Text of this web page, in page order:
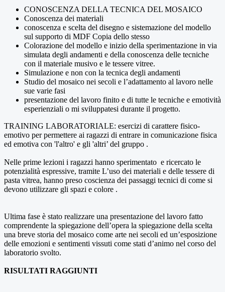
CONOSCENZA DELLA TECNICA DEL MOSAICO
Conoscenza dei materiali
conoscenza e scelta del disegno e sistemazione del modello
sul supporto di MDF Copia dello stesso
Colorazione del modello e inizio della sperimentazione in via
simulata degli andamenti e della conoscenza delle tecniche
con il materiale musivo e le tessere vitree.
Simulazione e non con la tecnica degli andamenti
Studio del mosaico nei secoli e l’adattamento al lavoro nelle
sue varie fasi
presentazione del lavoro finito e di tutte le tecniche e emotività
esperienziali o mi sviluppatesi durante il progetto.
TRAINING LABORATORIALE: esercizi di carattere fisico-
emotivo per permettere ai ragazzi di entrare in comunicazione fisica
ed emotiva con 'l'altro' e gli 'altri’ del gruppo .
Nelle prime lezioni i ragazzi hanno sperimentato e ricercato le
potenzialità espressive, tramite L’uso dei materiali e delle tessere di
pasta vitrea, hanno preso coscienza dei passaggi tecnici di come si
devono utilizzare gli spazi e colore .
Ultima fase è stato realizzare una presentazione del lavoro fatto
comprendente la spiegazione dell’opera la spiegazione della scelta
una breve storia del mosaico come arte nei secoli ed un’esposizione
delle emozioni e sentimenti vissuti come stati d’animo nel corso del
laboratorio svolto.
RISULTATI RAGGIUNTI